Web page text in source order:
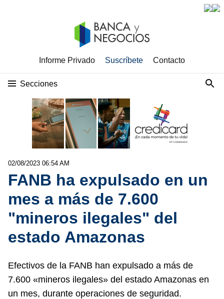
Informe Privado Suscríbete Contacto
Secciones
02/08/2023 06:54 AM
FANB ha expulsado en un
mes a más de 7.600
"mineros ilegales" del
estado Amazonas
Efectivos de la FANB han expulsado a más de
7.600 «mineros ilegales» del estado Amazonas en
un mes, durante operaciones de seguridad.